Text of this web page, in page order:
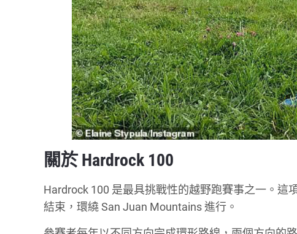
關於 Hardrock 100
Hardrock 100 是最具挑戰性的越野跑賽事之一。這
結束，環繞 San Juan Mountains 進行。